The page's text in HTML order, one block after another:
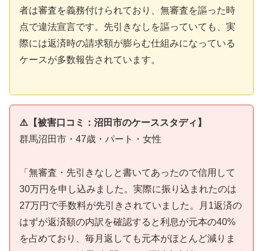
者は審査を義務付けられており、無審査を謳った時
点で違法宣言です。先引きなしを謳っていても、実
際には返済時の請求額が膨らむ仕組みになっている
ケースが多数報告されています。
⚠️【被害口コミ：沼田市のケーススタディ】
群馬沼田市・47歳・パート・女性
「無審査・先引きなしと書いてあったので信用して
30万円を申し込みました。実際に振り込まれたのは
27万円で手数料が先引きされていました。月1返済の
はずが返済額の内訳を確認すると利息が元本の40%
を占めており、毎月返しても元本がほとんど減りま